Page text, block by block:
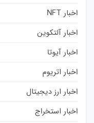
اخبار NFT
اخبار آلتکوین
اخبار آیوتا
اخبار اتریوم
اخبار ارز دیجیتال
اخبار استخراج